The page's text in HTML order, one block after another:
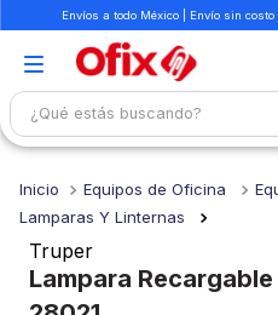
Envíos a todo México | Envío sin
¿Qué estás buscando?
Equipos de Oficina
Lamparas Y Linternas
Truper
Lampara
1.
mochilas
2
3.
cuaderno